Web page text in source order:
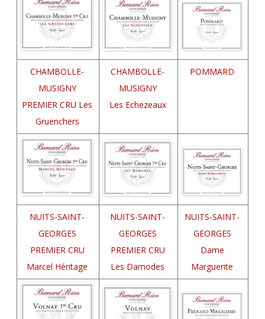
CHAMBOLLE-
MUSIGNY
PREMIER CRU Les
Gruenchers
CHAMBOLLE-
MUSIGNY
Les Echezeaux
POMMARD
NUITS-SAINT-
GEORGES
PREMIER CRU
Marcel Héritage
NUITS-SAINT-
GEORGES
PREMIER CRU
Les Damodes
NUITS-SAINT-
GEORGES
Dame
Marguerite